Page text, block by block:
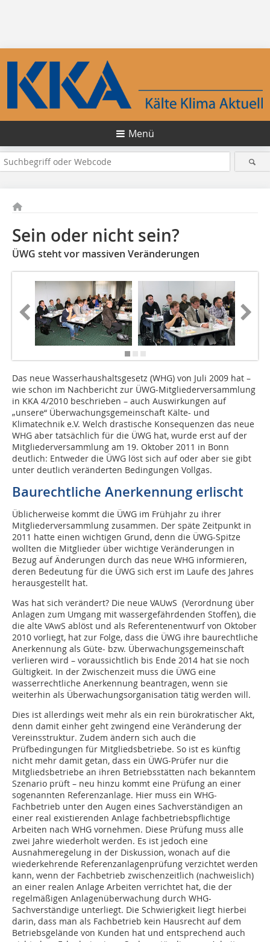
Menü
Sein oder nicht sein?
ÜWG steht vor massiven Veränderungen
Das neue Wasserhaushaltsgesetz (WHG) von Juli 2009 hat –
wie schon im Nachbericht zur ÜWG-Mitgliederversammlung
in KKA 4/2010 beschrieben – auch Auswirkungen auf
„unsere“ Überwachungsgemeinschaft Kälte- und
Klimatechnik e.V. Welch drastische Konsequenzen das neue
WHG aber tatsächlich für die ÜWG hat, wurde erst auf der
Mitgliederversammlung am 19. Oktober 2011 in Bonn
deutlich: Entweder die ÜWG löst sich auf oder aber sie gibt
unter deutlich veränderten Bedingungen Vollgas.
Baurechtliche Anerkennung erlischt
Üblicherweise kommt die ÜWG im Frühjahr zu ihrer
Mitgliederversammlung zusammen. Der späte Zeitpunkt in
2011 hatte einen wichtigen Grund, denn die ÜWG-Spitze
wollten die Mitglieder über wichtige Veränderungen in
Bezug auf Änderungen durch das neue WHG informieren,
deren Bedeutung für die ÜWG sich erst im Laufe des Jahres
herausgestellt hat.
Was hat sich verändert? Die neue VAUwS (Verordnung über
Anlagen zum Umgang mit wassergefährdenden Stoffen), die
die alte VAwS ablöst und als Referentenentwurf von Oktober
2010 vorliegt, hat zur Folge, dass die ÜWG ihre baurechtliche
Anerkennung als Güte- bzw. Überwachungsgemeinschaft
verlieren wird – voraussichtlich bis Ende 2014 hat sie noch
Gültigkeit. In der Zwischenzeit muss die ÜWG eine
wasserrechtliche Anerkennung beantragen, wenn sie
weiterhin als Überwachungsorganisation tätig werden will.
Dies ist allerdings weit mehr als ein rein bürokratischer Akt,
denn damit einher geht zwingend eine Veränderung der
Vereinsstruktur. Zudem ändern sich auch die
Prüfbedingungen für Mitgliedsbetriebe. So ist es künftig
nicht mehr damit getan, dass ein ÜWG-Prüfer nur die
Mitgliedsbetriebe an ihren Betriebsstätten nach bekanntem
Szenario prüft – neu hinzu kommt eine Prüfung an einer
sogenannten Referenzanlage. Hier muss ein WHG-
Fachbetrieb unter den Augen eines Sachverständigen an
einer real existierenden Anlage fachbetriebspflichtige
Arbeiten nach WHG vornehmen. Diese Prüfung muss alle
zwei Jahre wiederholt werden. Es ist jedoch eine
Ausnahmeregelung in der Diskussion, wonach auf die
wiederkehrende Referenzanlagenprüfung verzichtet werden
kann, wenn der Fachbetrieb zwischenzeitlich (nachweislich)
an einer realen Anlage Arbeiten verrichtet hat, die der
regelmäßigen Anlagenüberwachung durch WHG-
Sachverständige unterliegt. Die Schwierigkeit liegt hierbei
darin, dass man als Fachbetrieb kein Hausrecht auf dem
Betriebsgelände von Kunden hat und entsprechend auch